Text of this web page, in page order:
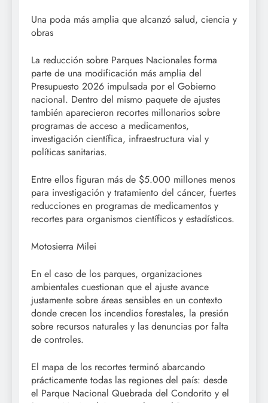
Una poda más amplia que alcanzó salud, ciencia y
obras
La reducción sobre Parques Nacionales forma
parte de una modificación más amplia del
Presupuesto 2026 impulsada por el Gobierno
nacional. Dentro del mismo paquete de ajustes
también aparecieron recortes millonarios sobre
programas de acceso a medicamentos,
investigación científica, infraestructura vial y
políticas sanitarias.
Entre ellos figuran más de $5.000 millones menos
para investigación y tratamiento del cáncer, fuertes
reducciones en programas de medicamentos y
recortes para organismos científicos y estadísticos.
Motosierra Milei
En el caso de los parques, organizaciones
ambientales cuestionan que el ajuste avance
justamente sobre áreas sensibles en un contexto
donde crecen los incendios forestales, la presión
sobre recursos naturales y las denuncias por falta
de controles.
El mapa de los recortes terminó abarcando
prácticamente todas las regiones del país: desde
el Parque Nacional Quebrada del Condorito y el